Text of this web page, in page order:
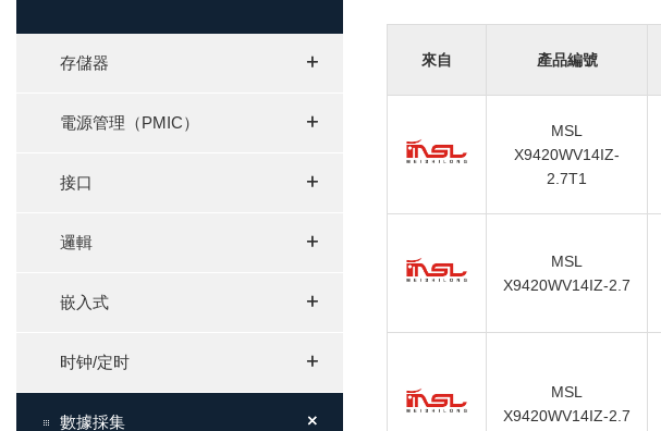
存儲器 +
+
電源管理（PMIC） +
+
接口 +
+
邏輯 +
+
嵌入式 +
+
时钟/定时 +
+
數據採集 +
+
來自 產品編號
MSL
X9420WV14IZ-
2.7T1
MSL
X9420WV14IZ-2.7
MSL
X9420WV14IZ-2.7